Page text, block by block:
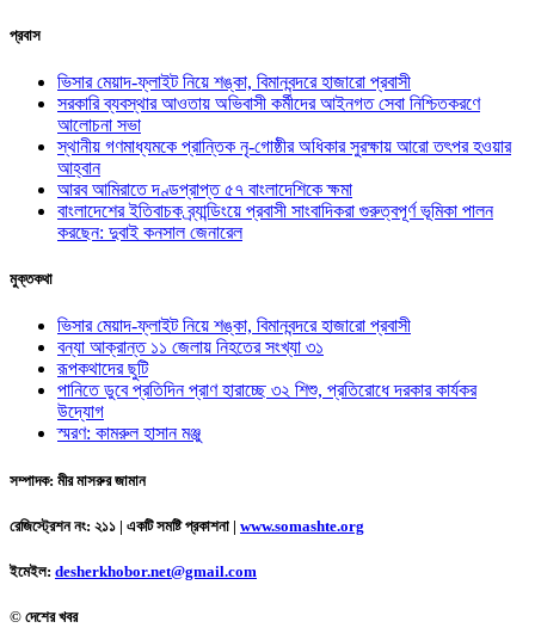
প্রবাস
ভিসার মেয়াদ-ফ্লাইট নিয়ে শঙ্কা, বিমানবন্দরে হাজারো প্রবাসী
সরকারি ব্যবস্থার আওতায় অভিবাসী কর্মীদের আইনগত সেবা নিশ্চিতকরণে
আলোচনা সভা
স্থানীয় গণমাধ্যমকে প্রান্তিক নৃ-গোষ্ঠীর অধিকার সুরক্ষায় আরো তৎপর হওয়ার
আহ্বান
আরব আমিরাতে দণ্ডপ্রাপ্ত ৫৭ বাংলাদেশিকে ক্ষমা
বাংলাদেশের ইতিবাচক ব্র্যান্ডিংয়ে প্রবাসী সাংবাদিকরা গুরুত্বপূর্ণ ভূমিকা পালন
করছেন: দুবাই কনসাল জেনারেল
মুক্তকথা
ভিসার মেয়াদ-ফ্লাইট নিয়ে শঙ্কা, বিমানবন্দরে হাজারো প্রবাসী
বন্যা আক্রান্ত ১১ জেলায় নিহতের সংখ্যা ৩১
রূপকথাদের ছুটি
পানিতে ডুবে প্রতিদিন প্রাণ হারাচ্ছে ৩২ শিশু, প্রতিরোধে দরকার কার্যকর
উদ্যোগ
স্মরণ: কামরুল হাসান মঞ্জু
সম্পাদক: মীর মাসরুর জামান
রেজিস্ট্রেশন নং: ২১১ | একটি সমষ্টি প্রকাশনা | www.somashte.org
ইমেইল: desherkhobor.net@gmail.com
© দেশের খবর